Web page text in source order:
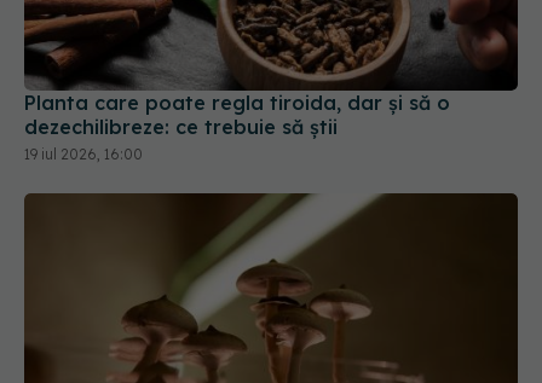
Planta care poate regla tiroida, dar și să o
dezechilibreze: ce trebuie să știi
19 iul 2026, 16:00